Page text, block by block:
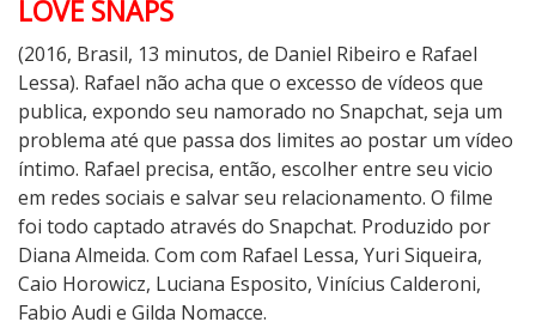
LOVE SNAPS
(2016, Brasil, 13 minutos, de Daniel Ribeiro e Rafael
Lessa). Rafael não acha que o excesso de vídeos que
publica, expondo seu namorado no Snapchat, seja um
problema até que passa dos limites ao postar um vídeo
íntimo. Rafael precisa, então, escolher entre seu vicio
em redes sociais e salvar seu relacionamento. O filme
foi todo captado através do Snapchat. Produzido por
Diana Almeida. Com com Rafael Lessa, Yuri Siqueira,
Caio Horowicz, Luciana Esposito, Vinícius Calderoni,
Fabio Audi e Gilda Nomacce.